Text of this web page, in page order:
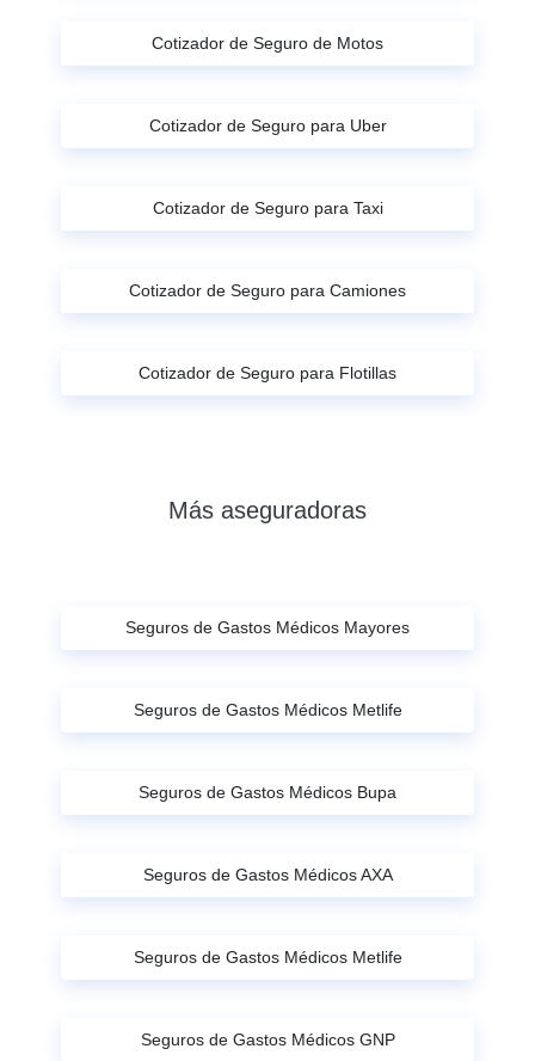
Cotizador de Seguro de Motos
Cotizador de Seguro para Uber
Cotizador de Seguro para Taxi
Cotizador de Seguro para Camiones
Cotizador de Seguro para Flotillas
Más aseguradoras
Seguros de Gastos Médicos Mayores
Seguros de Gastos Médicos Metlife
Seguros de Gastos Médicos Bupa
Seguros de Gastos Médicos AXA
Seguros de Gastos Médicos Metlife
Seguros de Gastos Médicos GNP